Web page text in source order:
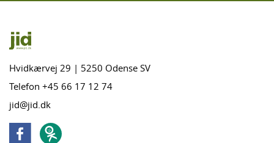
Hvidkærvej 29 | 5250 Odense SV
Telefon +45 66 17 12 74
jid@jid.dk